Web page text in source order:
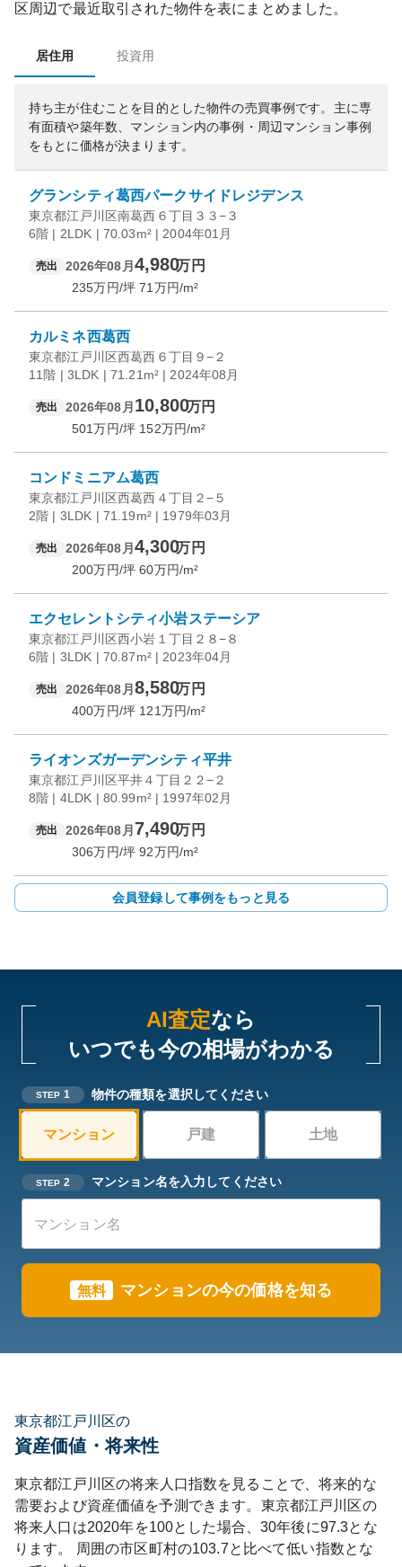
区周辺で最近取引された物件を表にまとめました。
居住用 投資用
持ち主が住むことを目的とした物件の売買事例です。 主に専
有面積や築年数、マンション内の事例・周辺マンション事例
をもとに価格が決まります。
グランシティ葛西パークサイドレジデンス
東京都江戸川区南葛西６丁目３３−３
6階 | 2LDK | 70.03m² | 2004年01月
売出 2026年08月 4,980万円
235万円/坪 71 万円/m²
カルミネ西葛西
東京都江戸川区西葛西６丁目９−２
11階 | 3LDK | 71.21m² | 2024年08月
売出 2026年08月 10,800万円
501万円/坪 152万円/m²
コンドミニアム葛西
東京都江戸川区西葛西４丁目２−５
2階 | 3LDK | 71.19m² | 1979年03月
売出 2026年08月 4,300万円
200万円/坪 60万円/m²
エクセレントシティ小岩ステーシア
東京都江戸川区西小岩１丁目２８−８
6階 | 3LDK | 70.87m² | 2023年04月
売出 2026年08月 8,580万円
400万円/坪 121万円/m²
ライオンズガーデンシティ平井
東京都江戸川区平井４丁目２２−２
8階 | 4LDK | 80.99m² | 1997年02月
売出 2026年08月 7,490万円
306万円/坪 92万円/m²
会員登録して事例をもっと見る
AI査定なら
いつでも今の相場がわかる
STEP 1 物件の種類を選択してください
マンション 戸建 土地
STEP 2 マンション名を入力してください
無料 マンションの今の価格を知る
東京都江戸川区の
資産価値・将来性
東京都江戸川区の将来人口指数を見ることで、将来的な
需要および資産価値を予測できます。 東京都江戸川区の
将来人口は2020年を100とした場合、30年後に97.3とな
ります。
周囲の市区町村の103.7と比べて低い指数とな